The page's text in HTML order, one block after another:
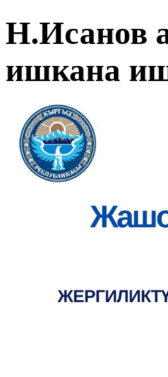
Н.Исанов
ишкана